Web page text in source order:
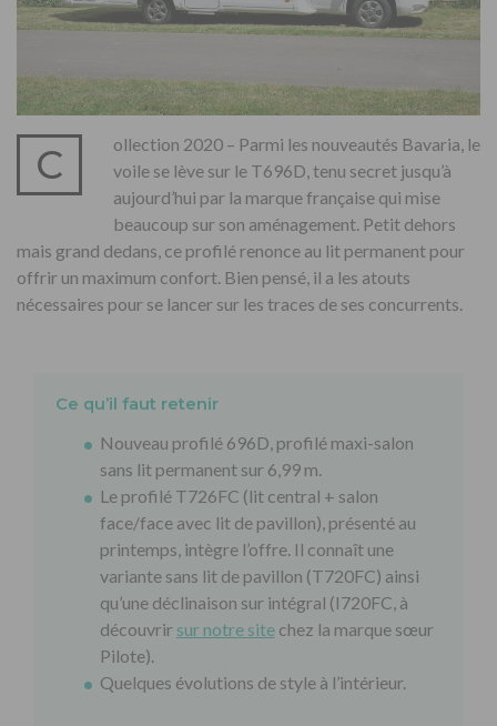
C
ollection 2020 – Parmi les nouveautés Bavaria, le
voile se lève sur le T696D, tenu secret jusqu’à
aujourd’hui par la marque française qui mise
beaucoup sur son aménagement. Petit dehors
mais grand dedans, ce profilé renonce au lit permanent pour
offrir un maximum confort. Bien pensé, il a les atouts
nécessaires pour se lancer sur les traces de ses concurrents.
Ce qu’il faut retenir
Nouveau profilé 696D, profilé maxi-salon
sans lit permanent sur 6,99 m.
Le profilé T726FC (lit central + salon
face/face avec lit de pavillon), présenté au
printemps, intègre l’offre. Il connaît une
variante sans lit de pavillon (T720FC) ainsi
qu’une déclinaison sur intégral (I720FC, à
découvrir sur notre sitechez la marque sœur
Pilote).
Quelques évolutions de style à l’intérieur.